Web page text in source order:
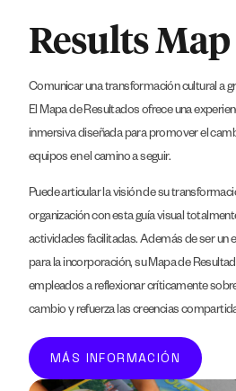
Results Map
Comunicar una transformación cultural a
El Mapa de Resultados ofrece una
inmersiva diseñada para promover el
equipos en el camino a seguir.
Puede articular la visión de su
organización con esta guía visual
actividades facilitadas. Además de ser un
para la incorporación, su Mapa de
empleados a reflexionar críticamente
cambio y refuerza las creencias
MÁS INFORMACIÓN